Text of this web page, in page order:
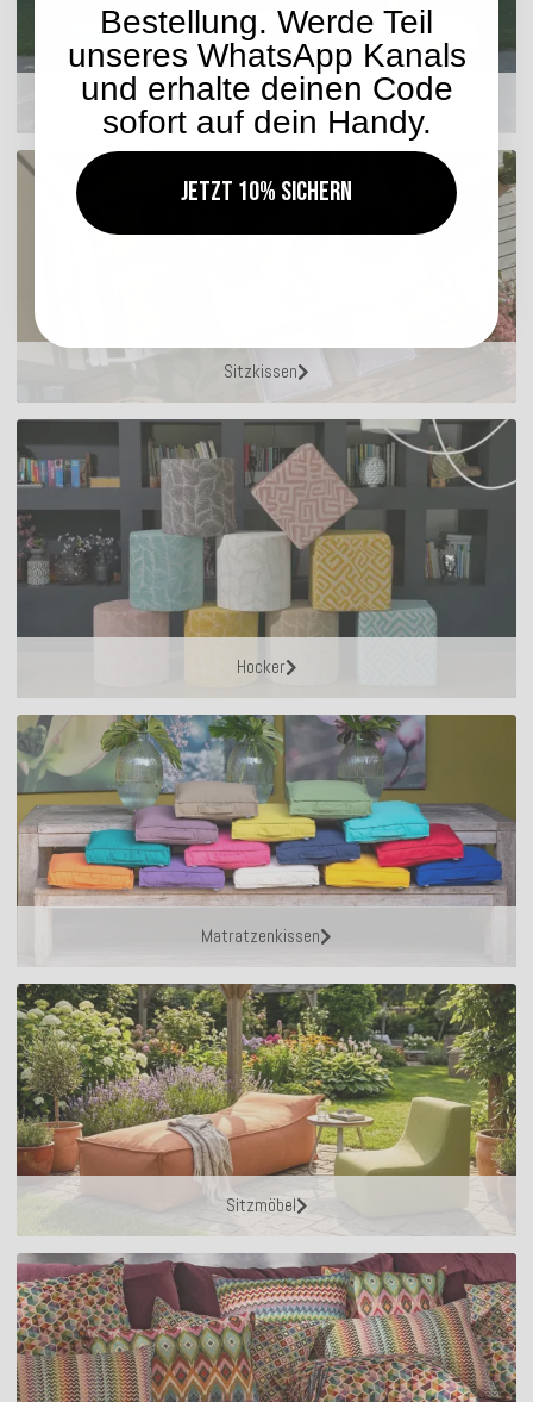
Outdoor Kissen
Sitzkissen
Hocker
Matratzenkissen
Sitzmöbel
Bestellung. Werde Teil
unseres WhatsApp Kanals
und erhalte deinen Code
sofort auf dein Handy.
Jetzt 10% sichern